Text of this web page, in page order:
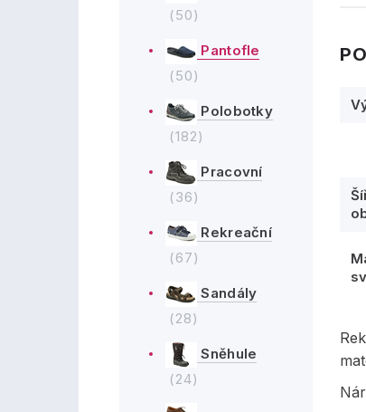
(50)
Pantofle
(50)
Polobotky
(182)
Pracovní
(36)
Rekreační
(67)
Sandály
(28)
Sněhule
(24)